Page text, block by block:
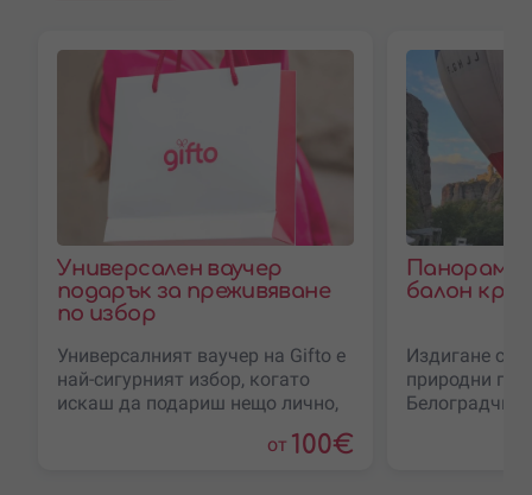
Универсален ваучер
подарък за преживяване
по избор
Универсалният ваучер на Gifto е
най-сигурният избор, когато
искаш да подариш нещо лично,
преживяване ще зарадва
от 100€
балон
Издигане с
природни